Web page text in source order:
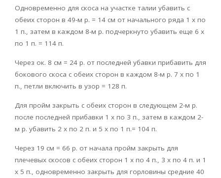
Одновременно для скоса на участке талии убавить с
обеих сторон в 49-м р. = 14 см от начального ряда 1 х по
1 п., затем в каждом 8-м р. подчеркнуто убавить еще 6 х
по 1 п. = 114 п.
Через ок. 8 см = 24 р. от последней убавки прибавить для
бокового скоса с обеих сторон в каждом 8-м р. 7 х по 1
п., петли включить в узор = 128 п.
Для пройм закрыть с обеих сторон в следующем 2-м р.
после последней прибавки 1 х по 3 п., затем в каждом 2-
м р. убавить 2 х по 2 п. и 5 х по 1 п.= 104 п.
Через 19 см = 66 р. от начала пройм закрыть для
плечевых скосов с обеих сторон 1 х по 4 п., 3 х по 4 п. и 1
х 5 п., одновременно закрыть для горловины средние 40